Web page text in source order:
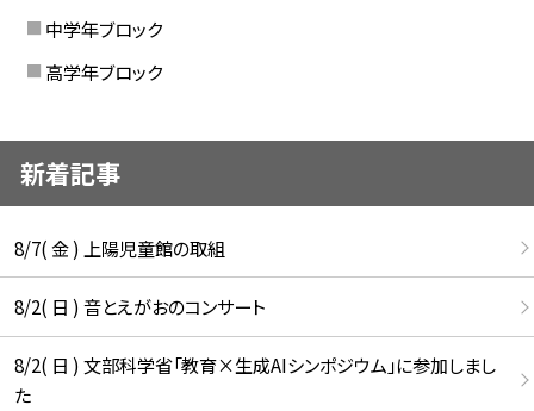
中学年ブロック
高学年ブロック
新着記事
8/7( 金 ) 上陽児童館の取組
8/2( 日 ) 音とえがおのコンサート
8/2( 日 ) 文部科学省「教育×生成AIシンポジウム」に参加しまし
た